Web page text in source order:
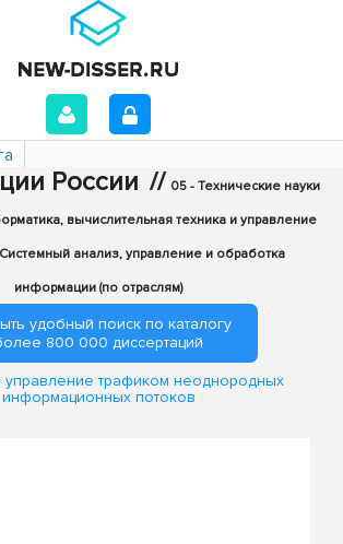
России // 05 - Технические науки
вычислительная техника и управление
Системный анализ, управление и обработка
информации (по отраслям)
удобный поиск по каталогу
800 000 диссертаций
управление трафиком неоднородных
информационных потоков